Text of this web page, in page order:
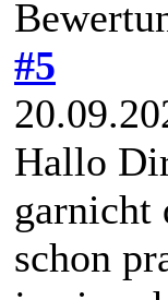
#5
Hallo
garnicht
schon